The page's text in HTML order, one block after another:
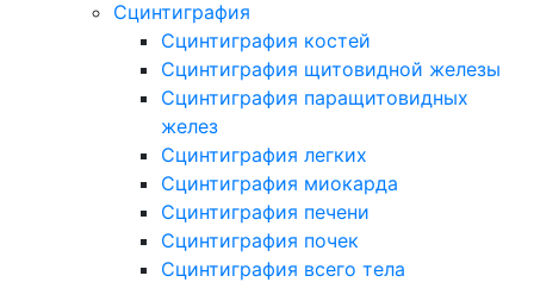
Сцинтиграфия
Сцинтиграфия костей
Сцинтиграфия щитовидной железы
Сцинтиграфия паращитовидных
желез
Сцинтиграфия легких
Сцинтиграфия миокарда
Сцинтиграфия печени
Сцинтиграфия почек
Сцинтиграфия всего тела